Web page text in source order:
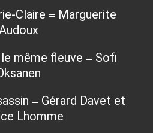
Claire ≡ Marguerite
même fleuve ≡ Sofi
≡ Gérard Davet et
Lhomme